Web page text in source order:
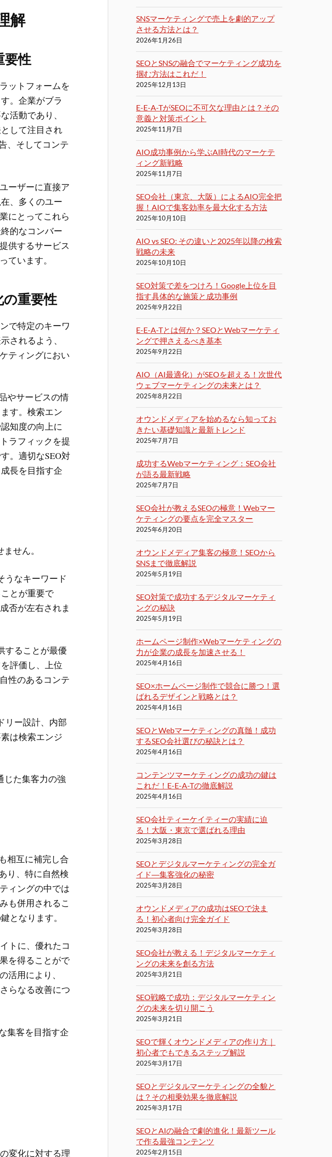
解
要性
ットフォームを
。企業がブラ
活動であり、
して注目され
、そしてコンテ
ーザーに直接ア
、多くのユー
にとってこれら
的なコンバー
供するサービス
ています。
重要性
で特定のキーワ
されるよう、
ティングにおい
やサービスの情
す。検索エン
知度の向上に
ラフィックを提
。適切なSEO対
長を目指す企
せん。
うなキーワード
とが重要で
否が左右されま
することが最優
評価し、上位
性のあるコンテ
リー設計、内部
は検索エンジ
じた集客力の強
相互に補完し合
り、特に自然検
ィングの中では
も併用されるこ
となります。
トに、優れたコ
を得ることがで
活用により、
らなる改善につ
集客を目指す企
変化に対する理
SNSマーケティングで売上を劇的アップ
させる方法とは？
2026年1月26日
SEOとSNSの融合でマーケティング成功を
掴む方法はこれだ！
2025年12月13日
E-E-A-TがSEOに不可欠な理由とは？その
意義と対策ポイント
2025年11月7日
AIO成功事例から学ぶAI時代のマーケテ
ィング新戦略
2025年11月7日
SEO会社（東京、大阪）によるAIO完全把
握！AIOで集客効率を最大化する方法
2025年10月10日
AIO vs SEO: その違いと2025年以降の検索
戦略の未来
2025年10月10日
SEO対策で差をつけろ！Google上位を目
指す具体的な施策と成功事例
2025年9月22日
E-E-A-Tとは何か？SEOとWebマーケティ
ングで押さえるべき基本
2025年9月22日
AIO（AI最適化）がSEOを超える！次世代
ウェブマーケティングの未来とは？
2025年8月22日
オウンドメディアを始めるなら知ってお
きたい基礎知識と最新トレンド
2025年7月7日
成功するWebマーケティング：SEO会社
が語る最新戦略
2025年7月7日
SEO会社が教えるSEOの極意！Webマー
ケティングの要点を完全マスター
2025年6月20日
オウンドメディア集客の極意！SEOから
SNSまで徹底解説
2025年5月19日
SEO対策で成功するデジタルマーケティ
ングの秘訣
2025年5月19日
ホームページ制作×Webマーケティングの
力が企業の成長を加速させる！
2025年4月16日
SEO×ホームページ制作で競合に勝つ！選
ばれるデザインと戦略とは？
2025年4月16日
SEOとWebマーケティングの真髄！成功
するSEO会社選びの秘訣とは？
2025年4月16日
コンテンツマーケティングの成功の鍵は
これだ！E-E-A-Tの徹底解説
2025年4月16日
SEO会社ティーケイティーの実績に迫
る！大阪・東京で選ばれる理由
2025年3月28日
SEOとデジタルマーケティングの完全ガ
イド―集客強化の秘密
2025年3月28日
オウンドメディアの成功はSEOで決ま
る！初心者向け完全ガイド
2025年3月28日
SEO会社が教える！デジタルマーケティ
ングの未来を創る方法
2025年3月21日
SEO戦略で成功：デジタルマーケティン
グの未来を切り開こう
2025年3月21日
SEOで輝くオウンドメディアの作り方｜
初心者でもできるステップ解説
2025年3月17日
SEOとデジタルマーケティングの全貌と
は？その相乗効果を徹底解説
2025年3月17日
SEOとAIの融合で劇的進化！最新ツール
で作る最強コンテンツ
2025年2月15日